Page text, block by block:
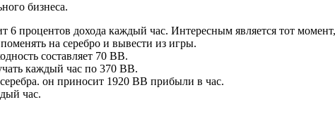
бизнеса.
процентов дохода каждый час. Интересным является тот
на серебро и вывести из игры.
составляет 70 ВВ.
каждый час по 370 ВВ.
он приносит 1920 ВВ прибыли в час.
час.